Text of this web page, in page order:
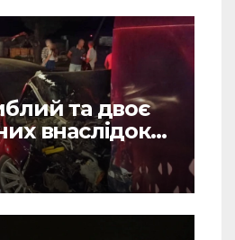
та двоє
внаслідок